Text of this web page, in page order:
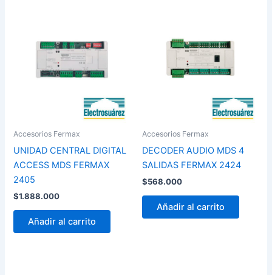
Accesorios Fermax
UNIDAD CENTRAL DIGITAL
ACCESS MDS FERMAX
2405
$1.888.000
Añadir al carrito
Accesorios Fermax
DECODER AUDIO MDS 4
SALIDAS FERMAX 2424
$568.000
Añadir al carrito